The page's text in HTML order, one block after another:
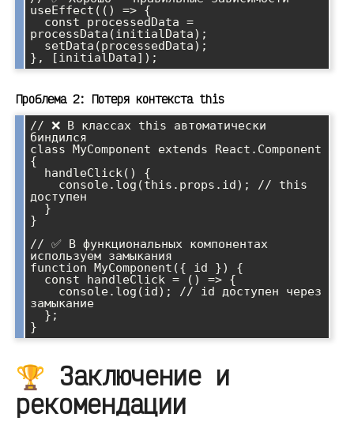
useEffect(() => {
processData(initialData);
}, [initialData]);
Проблема 2: Потеря контекста this
// ❌ В классах this автоматически
биндился
class MyComponent extends React.Component
{
доступен
}
// ✅ В функциональных компонентах
используем замыкания
function MyComponent({ id }) {
замыкание
}
🏆 Заключение и
рекомендации